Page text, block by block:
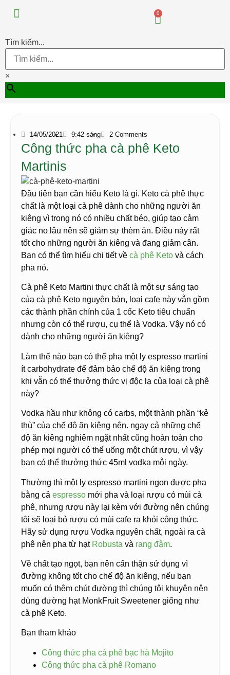
0
Tìm kiếm...
×
14/05/2021 9:42 sáng 2 Comments
Công thức pha cà phê Keto
Martinis
Đầu tiên bạn cần hiểu Keto là gì. Keto cà phê thực
chất là một loại cà phê dành cho những người ăn
kiêng vì trong nó có nhiều chất béo, giúp tạo cảm
giác no lâu nên sẽ giảm sự thèm ăn. Điều này rất
tốt cho những người ăn kiêng và đang giảm cân.
Bạn có thể tìm hiểu chi tiết về cà phê Keto và cách
pha nó.
Cà phê Keto Martini thực chất là một sự sáng tạo
của cà phê Keto nguyên bản, loại cafe này vẫn gồm
các thành phần chính của 1 cốc Keto tiêu chuẩn
nhưng còn có thể rượu, cụ thể là Vodka. Vậy nó có
dành cho những người ăn kiêng?
Làm thế nào bạn có thể pha một ly espresso martini
ít carbohydrate để đảm bảo chế độ ăn kiêng trong
khi vẫn có thể thưởng thức vị độc lạ của loại cà phê
này?
Vodka hầu như không có carbs, một thành phần “kẻ
thù” của chế độ ăn kiêng nên. ngay cả những chế
độ ăn kiêng nghiêm ngặt nhất cũng hoàn toàn cho
phép mọi người có thể uống một chút rượu, vì vậy
bạn có thể thưởng thức 45ml vodka mỗi ngày.
Thường thì một ly espresso martini ngon được pha
bằng cả espresso mới pha và loại rượu có mùi cà
phê, nhưng rượu này lại kèm với đường nên chúng
tôi sẽ loại bỏ rượu có mùi cafe ra khỏi công thức.
Hãy sử dụng rượu Vodka nguyên chất, ngoài ra cà
phê nên pha từ hạt Robusta và rang đậm.
Về chất tạo ngọt, bạn nên cẩn thận sử dụng vì
đường không tốt cho chế độ ăn kiêng, nếu bạn
muốn có thêm chút đường thì chúng tôi khuyên nên
dùng đường hạt MonkFruit Sweetener giống như
cà phê Keto.
Bạn tham khảo
Công thức pha cà phê bạc hà Mojito
Công thức pha cà phê Romano